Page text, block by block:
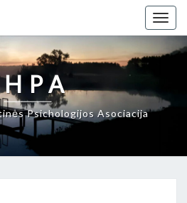
Psichologijos Asociacija